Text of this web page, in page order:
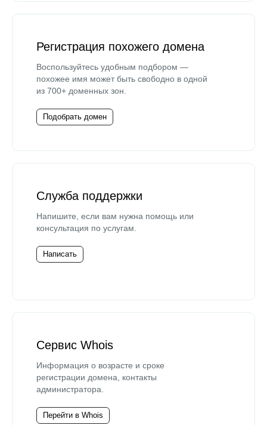
Регистрация похожего домена
Воспользуйтесь удобным подбором —
похожее имя может быть свободно в одной
из 700+ доменных зон.
Подобрать домен
Служба поддержки
Напишите, если вам нужна помощь или
консультация по услугам.
Написать
Сервис Whois
Информация о возрасте и сроке
регистрации домена, контакты
администратора.
Перейти в Whois